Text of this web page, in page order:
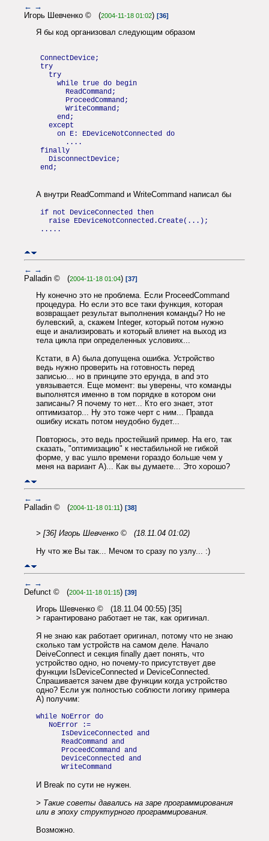
← →
Игорь Шевченко © (2004-11-18 01:02) [36]
Я бы код организовал следующим образом
ConnectDevice;
try
try
while true do begin
ReadCommand;
ProceedCommand;
WriteCommand;
end;
except
on E: EDeviceNotConnected do
....
finally
DisconnectDevice;
end;
А внутри ReadCommand и WriteCommand написал бы
if not DeviceConnected then
raise EDeviceNotConnected.Create(...);
.....
← →
Palladin © (2004-11-18 01:04) [37]
Ну конечно это не проблема. Если ProceedCommand
процедура. Но если это все таки функция, которая
возвращает результат выполнения команды? Но не
булевский, а, скажем Integer, который потом нужно
еще и анализировать и который влияет на выход из
тела цикла при определенных условиях...
Кстати, в A) была допущена ошибка. Устройство
ведь нужно проверить на готовность перед
записью... но в принципе это ерунда, в and это
увязывается. Еще момент: вы уверены, что команды
выполнятся именно в том порядке в котором они
записаны? Я почему то нет... Кто его знает, этот
оптимизатор... Ну это тоже черт с ним... Правда
ошибку искать потом неудобно будет...
Повторюсь, это ведь простейший пример. На его, так
сказать, "оптимизацию" к нестабильной не гибкой
форме, у вас ушло времени гораздо больше чем у
меня на вариант A)... Как вы думаете... Это хорошо?
← →
Palladin © (2004-11-18 01:11) [38]
> [36] Игорь Шевченко © (18.11.04 01:02)
Ну что же Вы так... Мечом то сразу по узлу... :)
← →
Defunct © (2004-11-18 01:15) [39]
Игорь Шевченко © (18.11.04 00:55) [35]
> гарантировано работает не так, как оригинал.
Я не знаю как работает оригинал, потому что не знаю
сколько там устройств на самом деле. Начало
DeiveConnect и секция finally дает понять, что
устройство одно, но почему-то присутствует две
функции IsDeviceConnected и DeviceConnected.
Спрашивается зачем две функции когда устройство
одно? Если уж полностью соблюсти логику примера
A) получим:
while NoError do
NoError :=
IsDeviceConnected and
ReadCommand and
ProceedCommand and
DeviceConnected and
WriteCommand
И Break по сути не нужен.
> Такие советы давались на заре программирования
или в эпоху структурного программирования.
Возможно.